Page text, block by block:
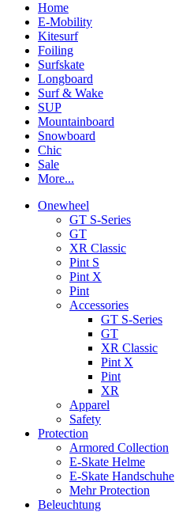
Home
E-Mobility
Kitesurf
Foiling
Surfskate
Longboard
Surf & Wake
SUP
Mountainboard
Snowboard
Chic
Sale
More...
Onewheel
GT S-Series
GT
XR Classic
Pint S
Pint X
Pint
Accessories
GT S-Series
GT
XR Classic
Pint X
Pint
XR
Apparel
Safety
Protection
Armored Collection
E-Skate Helme
E-Skate Handschuhe
Mehr Protection
Beleuchtung